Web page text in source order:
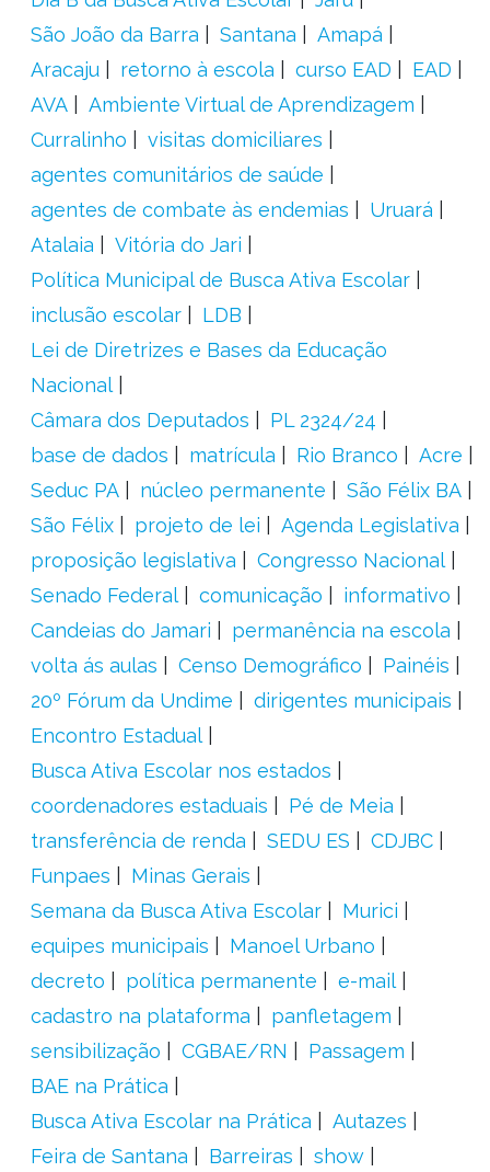
São João da Barra
Santana
Amapá
Aracaju
retorno à escola curso EAD
EAD
AVA
Ambiente Virtual de Aprendizagem
Curralinho
visitas domiciliares
agentes comunitários de saúde
agentes de combate às endemias
Uruará
Atalaia
Vitória do Jari
Política Municipal de Busca Ativa Escolar
inclusão escolar
LDB
Lei de Diretrizes e Bases da Educação
Nacional
Câmara dos Deputados
PL 2324/24
base de dados
matrícula Rio Branco
Acre
Seduc PA
núcleo permanente
São Félix BA
São Félix
projeto de lei
Agenda Legislativa
proposição legislativa
Congresso Nacional
Senado Federal
comunicação
informativo
Candeias do Jamari
permanência na escola
volta ás aulas
Censo Demográfico
Painéis
20º Fórum da Undime
dirigentes municipais
Encontro Estadual
Busca Ativa Escolar nos estados
coordenadores estaduais
Pé de Meia
transferência de renda
SEDU ES
CDJBC
Funpaes
Minas Gerais
Semana da Busca Ativa Escolar
Murici
equipes municipais
Manoel Urbano
decreto
política permanente
e-mail
cadastro na plataforma
panfletagem
sensibilização
CGBAE/RN
Passagem
BAE na Prática
Busca Ativa Escolar na Prática
Autazes
Feira de Santana
Barreiras
show